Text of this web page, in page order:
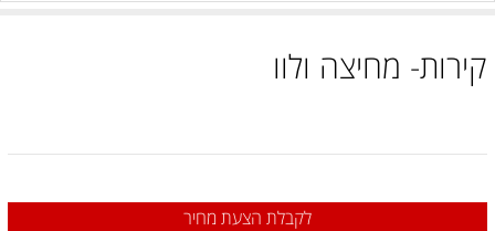
קירות- מחיצה ולוו
לקבלת הצעת מחיר